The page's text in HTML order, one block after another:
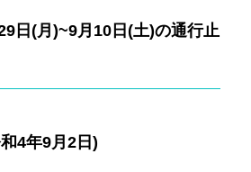
日(月)~9月10日(土)の通行止
4年9月2日)